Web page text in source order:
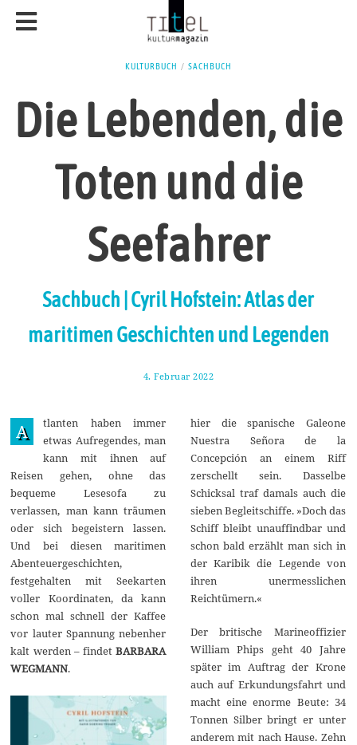
KULTURBUCH / SACHBUCH
Die Lebenden, die
Toten und die
Seefahrer
Sachbuch | Cyril Hofstein: Atlas der
maritimen Geschichten und Legenden
4. Februar 2022
b
r
u
a
r
2
0
2
A
tlanten haben immer
etwas Aufregendes, man
kann mit ihnen auf
Reisen gehen, ohne das
bequeme Lesesofa zu
verlassen, man kann träumen
oder sich begeistern lassen.
Und bei diesen maritimen
Abenteuergeschichten,
festgehalten mit Seekarten
voller Koordinaten, da kann
schon mal schnell der Kaffee
vor lauter Spannung nebenher
kalt werden – findetBARBARA
WEGMANN.
hier die spanische Galeone
Nuestra Señora de la
Concepción an einem Riff
zerschellt sein. Dasselbe
Schicksal traf damals auch die
sieben Begleitschiffe. »Doch das
Schiff bleibt unauffindbar und
schon bald erzählt man sich in
der Karibik die Legende von
ihren unermesslichen
Reichtümern.«
Der britische Marineoffizier
William Phips geht 40 Jahre
später im Auftrag der Krone
auch auf Erkundungsfahrt und
macht eine enorme Beute: 34
Tonnen Silber bringt er unter
anderem mit nach Hause. Zehn